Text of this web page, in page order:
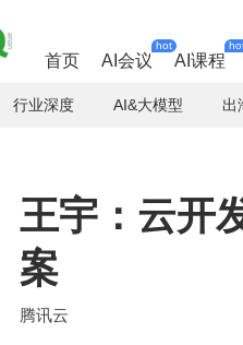
首页 AI会议
hot
AI课程
行业深度 AI&大模型 出
王宇：云开
案
腾讯云